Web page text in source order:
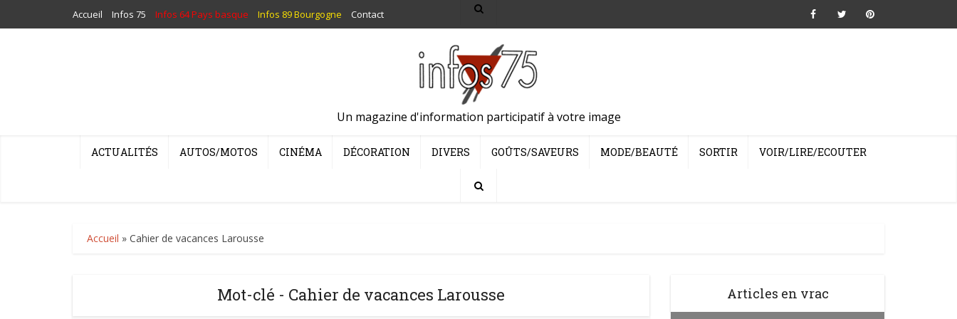
Accueil Infos 75 Infos 64 Pays basque Infos 89 Bourgogne Contact
Un magazine d'information participatif à votre image
ACTUALITÉS AUTOS/MOTOS CINÉMA DÉCORATION DIVERS GOÛTS/SAVEURS MODE/BEAUTÉ SORTIR VOIR/LIRE/ECOUTER
Accueil » Cahier de vacances Larousse
Mot-clé - Cahier de vacances Larousse Articles en vrac